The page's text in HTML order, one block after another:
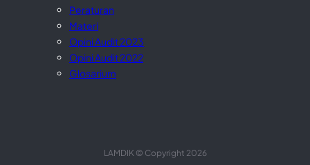
Peraturan
Materi
Opini Audit 2023
Opini Audit 2022
Glosarium
LAMDIK © Copyright 2026